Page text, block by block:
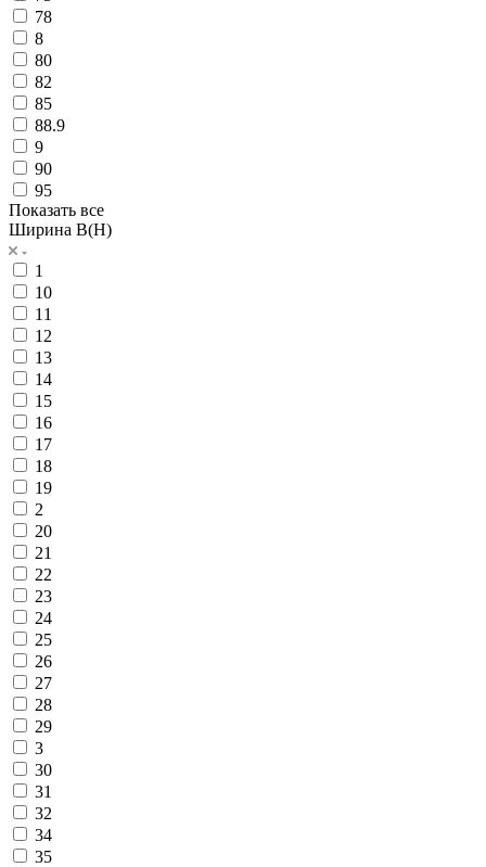
78
8
80
82
85
88.9
9
90
95
Показать все
Ширина B(H)
1
10
11
12
13
14
15
16
17
18
19
2
20
21
22
23
24
25
26
27
28
29
3
30
31
32
34
35